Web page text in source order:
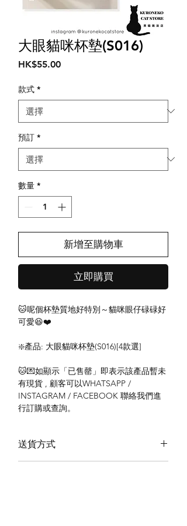
大眼貓咪杯墊(S016)
HK$55.00價
款式 *
預訂 *
數量 *
新增至購物車
立即購買
🐱呢個杯墊質地好特別～貓咪眼仔碌碌好
可愛😆❤️
❇️產品: 大眼貓咪杯墊(S016)[4款選]
🐱💌如顯示「已售罄」即表示該產品暫未
有現貨 , 顧客可以WHATSAPP /
INSTAGRAM / FACEBOOK 聯絡我們進
行訂購或查詢。
送貨方式